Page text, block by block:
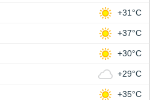
+31°C
+37°C
+30°C
+29°C
+35°C